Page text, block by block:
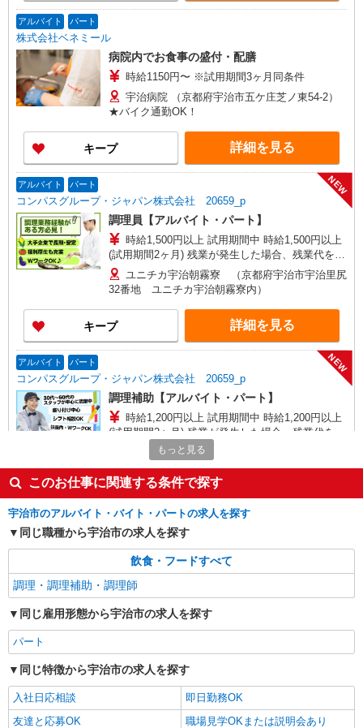
アルバイト パート
株式会社ベネミール
病院内でお食事の盛付・配膳
時給1150円〜 ※試用期間3ヶ月同条件
宇治病院 （京都府宇治市五ケ庄芝ノ東54-2）
★バイク通勤OK！
キープ 詳細を見る
アルバイト パート
コンパスグループ・ジャパン株式会社 20659_p
NEW
調理員【アルバイト・パート】
時給1,500円以上 試用期間中 時給1,500円以上
(試用期間2ヶ月) 残業が発生した場合、残業代を1
分単位で別途支給します。
ユニチカ宇治朝霧寮 （京都府宇治市宇治里尻
32番地 ユニチカ宇治朝霧寮内）
キープ 詳細を見る
アルバイト パート
コンパスグループ・ジャパン株式会社 20659_p
NEW
調理補助【アルバイト・パート】
時給1,200円以上 試用期間中 時給1,200円以上
(試用期間2ヶ月) 残業が発生した場合、残業代を1
分単位で別途支給します。
ユニチカ宇治朝霧寮 （京都府宇治市宇治里尻
32番地 ユニチカ宇治朝霧寮内）
詳細を見る
アルバイト パート
ケンタッキーフライドチキン 槙島店
キッチンスタッフ ＜優先募集日時＞18:00〜
23:00
時給1130円
京都府宇治市槙島町35-46
キープ
アルバイト パート
ケンタッキーフライドチキン 宇治大久保店
もっと見る
このお仕事に関連する条件で探す
宇治市のアルバイト・バイト・パートの求人を探す
同じ職種から宇治市の求人を探す
飲食・フードすべて
調理・調理補助・調理師
同じ雇用形態から宇治市の求人を探す
パート
同じ特徴から宇治市の求人を探す
入社日応相談
即日勤務OK
友達と応募OK
職場見学OKまたは説明会あり